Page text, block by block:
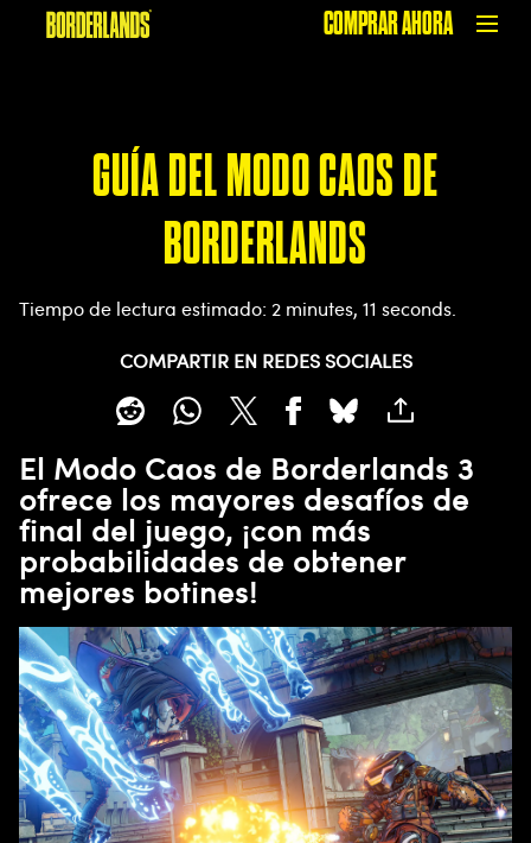
COMPRAR AHORA
GUÍA DEL MODO CAOS DE
BORDERLANDS
Tiempo de lectura estimado 2 minutes, 11 seconds
COMPARTIR EN REDES SOCIALES
El Modo Caos de Borderlands 3
ofrece los mayores desafíos de
final del juego, ¡con más
probabilidades de obtener
mejores botines!